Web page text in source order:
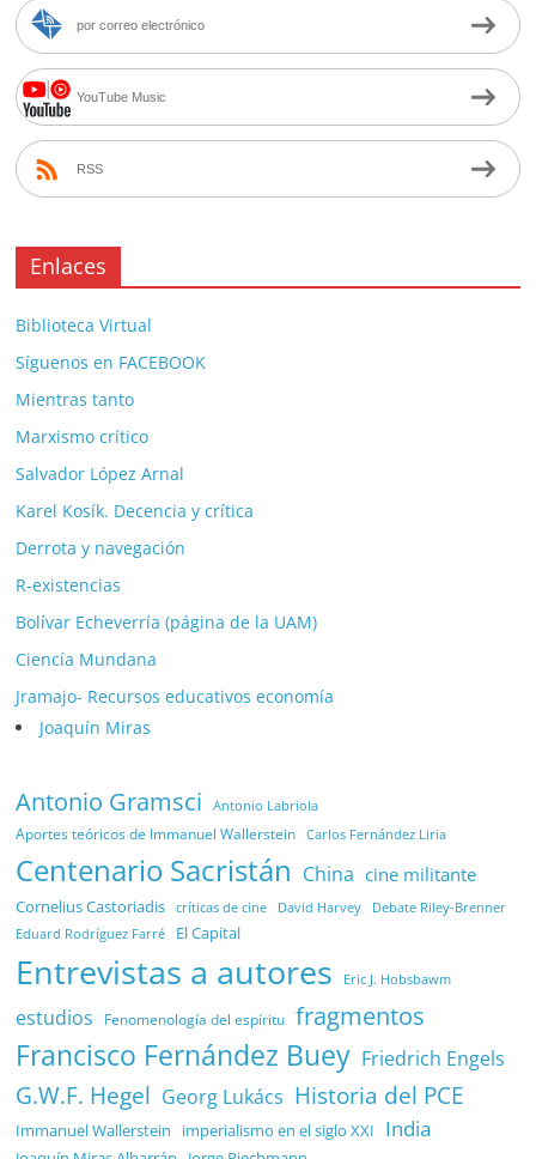
por correo electrónico
YouTube Music
RSS
Enlaces
Biblioteca Virtual
Síguenos en FACEBOOK
Mientras tanto
Marxismo crítico
Salvador López Arnal
Karel Kosík. Decencia y crítica
Derrota y navegación
R-existencias
Bolívar Echeverría (página de la UAM)
Ciencía Mundana
Jramajo- Recursos educativos economía
Joaquín Miras
Antonio Gramsci Antonio Labriola
Aportes teóricos de Immanuel Wallerstein Carlos Fernández Liria
Centenario Sacristán China cine militante
Cornelius Castoriadis críticas de cine David Harvey Debate Riley-Brenner
Eduard Rodríguez Farré El Capital
Entrevistas a autores Eric J. Hobsbawm
estudios Fenomenología del espíritu fragmentos
Francisco Fernández Buey Friedrich Engels
G.W.F. Hegel Georg Lukács Historia del PCE
Immanuel Wallerstein imperialismo en el siglo XXI India